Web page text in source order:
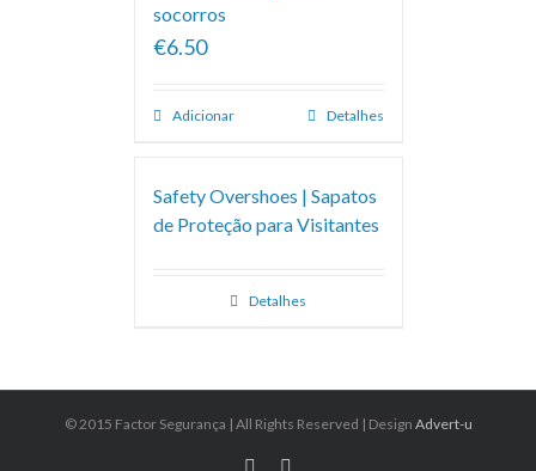
socorros
€6.50
Adicionar Detalhes
Safety Overshoes | Sapatos
de Proteção para Visitantes
Detalhes
© 2015 Factor Segurança | All Rights Reserved | Design Advert-u